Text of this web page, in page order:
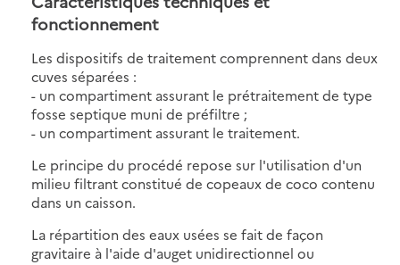
fonctionnement
Les dispositifs de traitement comprennent dans deux
cuves séparées :
- un compartiment assurant le prétraitement de type
fosse septique muni de préfiltre ;
- un compartiment assurant le traitement.
Le principe du procédé repose sur l'utilisation d'un
milieu filtrant constitué de copeaux de coco contenu
dans un caisson.
La répartition des eaux usées se fait de façon
gravitaire à l'aide d'auget unidirectionnel ou